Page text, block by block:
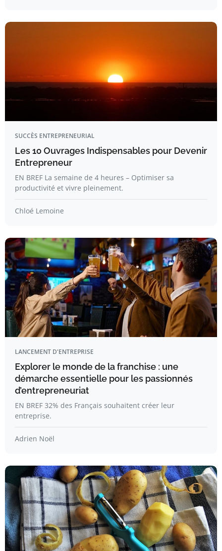
SUCCÈS ENTREPRENEURIAL
Les 10 Ouvrages Indispensables pour Devenir
Entrepreneur
EN BREF La semaine de 4 heures – Optimiser sa
productivité et vivre pleinement.
Chloé Lemoine
LANCEMENT D'ENTREPRISE
Explorer le monde de la franchise : une
démarche essentielle pour les passionnés
d’entrepreneuriat
EN BREF 32% des Français souhaitent créer leur
entreprise.
Adrien Noël